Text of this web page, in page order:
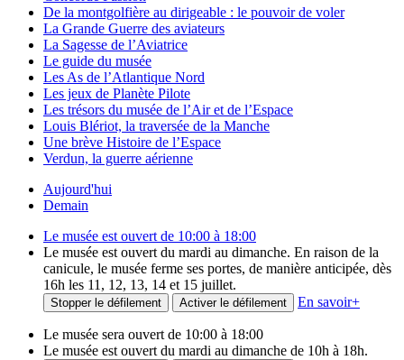
De la montgolfière au dirigeable : le pouvoir de voler
La Grande Guerre des aviateurs
La Sagesse de l’Aviatrice
Le guide du musée
Les As de l’Atlantique Nord
Les jeux de Planète Pilote
Les trésors du musée de l’Air et de l’Espace
Louis Blériot, la traversée de la Manche
Une brève Histoire de l’Espace
Verdun, la guerre aérienne
Aujourd'hui
Demain
Le musée est ouvert de 10:00 à 18:00
Le musée est ouvert du mardi au dimanche. En raison de la
canicule, le musée ferme ses portes, de manière anticipée, dès
16h les 11, 12, 13, 14 et 15 juillet.
Stopper le défilement Activer le défilement En savoir+
Le musée sera ouvert de 10:00 à 18:00
Le musée est ouvert du mardi au dimanche de 10h à 18h.